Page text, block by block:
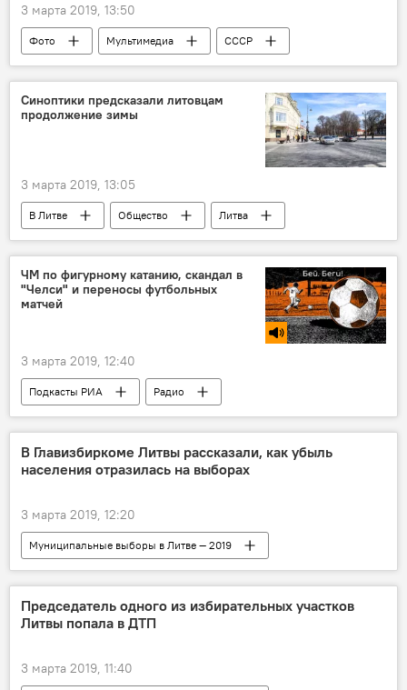
3 марта 2019, 13:50
Фото Мультимедиа СССР
Синоптики предсказали литовцам
продолжение зимы
3 марта 2019, 13:05
В Литве Общество Литва
ЧМ по фигурному катанию, скандал в
"Челси" и переносы футбольных
матчей
3 марта 2019, 12:40
Подкасты РИА Радио
В Главизбиркоме Литвы рассказали, как убыль
населения отразилась на выборах
3 марта 2019, 12:20
Муниципальные выборы в Литве — 2019
В Литве
Политика Литва
Председатель одного из избирательных участков
Литвы попала в ДТП
3 марта 2019, 11:40